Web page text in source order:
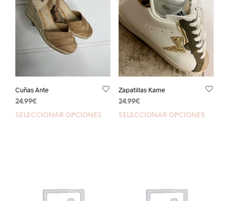
Cuñas Ante
24.99€
SELECCIONAR OPCIONES
Zapatillas Kame
24.99€
SELECCIONAR OPCIONES